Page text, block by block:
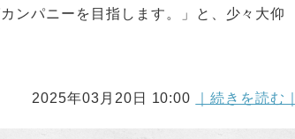
ンパニーを目指します。」と、少々大仰
2025年03月20日 10:00 ｜続きを読む｜